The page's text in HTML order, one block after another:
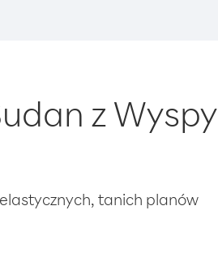
z Wyspy
tanich planów